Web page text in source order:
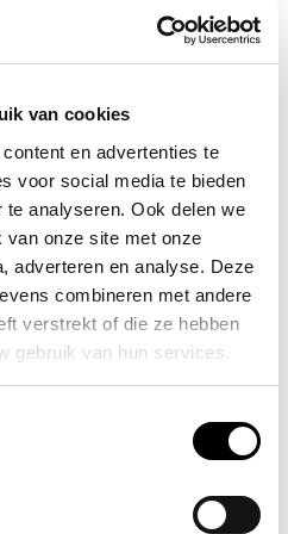
van cookies
en advertenties te
voor social media te bieden
analyseren. Ook delen we
van onze site met onze
adverteren en analyse. Deze
combineren met andere
verstrekt of die ze hebben
gebruik van hun services.
Neem contact op
helpen je graag verder!